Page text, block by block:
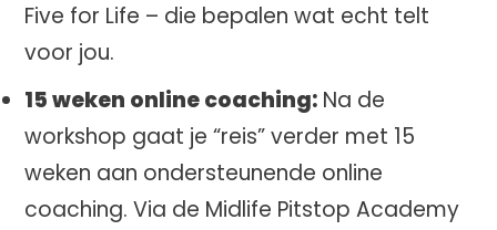
Five for Life – die bepalen wat echt telt
voor jou.
15 weken online coaching: Na de
workshop gaat je “reis” verder met 15
weken aan ondersteunende online
coaching. Via de Midlife Pitstop Academy